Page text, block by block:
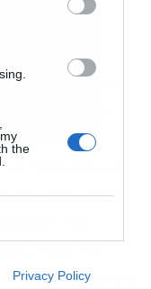
the
Privacy Policy
του κύκλου
από ένα
με
θα ήταν προς
Και
Κρήτης